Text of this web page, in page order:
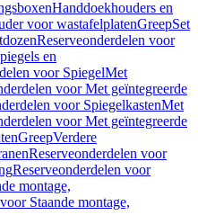
Handdoekhouders en
voor wastafelplatenGreepSet
Reserveonderdelen voor
en
voor SpiegelMet
voor Met geïntegreerde
voor SpiegelkastenMet
voor Met geïntegreerde
GreepVerdere
Reserveonderdelen voor
Reserveonderdelen voor
montage,
Staande montage,